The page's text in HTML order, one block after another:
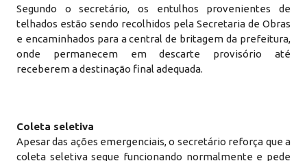
Segundo o secretário, os entulhos provenientes de
telhados estão sendo recolhidos pela Secretaria de Obras
e encaminhados para a central de britagem da prefeitura,
onde permanecem em descarte provisório até
receberem a destinação final adequada.
Coleta seletiva
Apesar das ações emergenciais, o secretário reforça que a
coleta seletiva segue funcionando normalmente e pede